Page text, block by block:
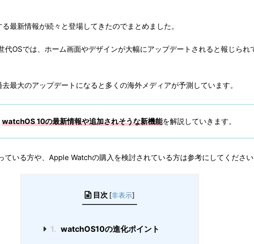
最新情報が続々と登場してきたのでまとめました。
代OSでは、ホーム画面やデザインが大幅にアップデートされると報じられ
最大のアップデートになると多くの海外メディアが予測しています。
watchOS 10の最新情報や追加されそうな新機能を解説していきます。
ている方や、Apple Watchの購入を検討されている方は参考にしてください
目次 [非表示]
1. watchOS10の進化ポイント